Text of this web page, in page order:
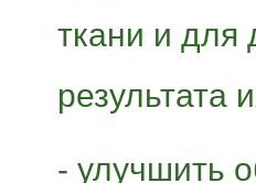
ткани и для
результата
- улучшить